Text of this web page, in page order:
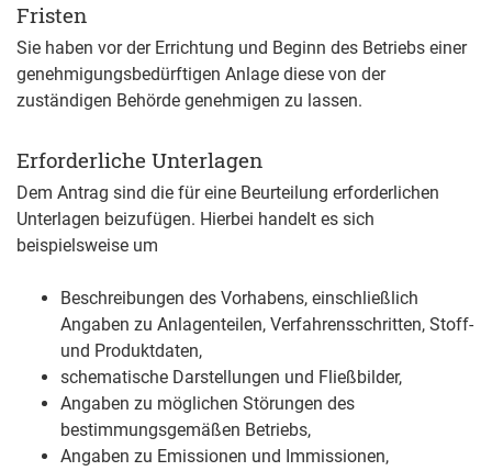
Fristen
Sie haben vor derErrichtung und Beginn des Betriebs einer
genehmigungsbedürftigen Anlage diese von der
zuständigen Behörde genehmigen zu lassen.
Erforderliche Unterlagen
Dem Antrag sind die für eine Beurteilung erforderlichen
Unterlagen beizufügen. Hierbei handelt es sich
beispielsweise um
Beschreibungen des Vorhabens, einschließlich
Angaben zu Anlagenteilen, Verfahrensschritten, Stoff-
und Produktdaten,
schematische Darstellungen und Fließbilder,
Angaben zu möglichen Störungen des
bestimmungsgemäßen Betriebs,
Angaben zu Emissionen und Immissionen,